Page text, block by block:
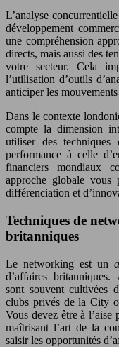
L’analyse
développement
une compréhension
directs, mais aussi des
votre secteur. Cela
l’utilisation d’outils
anticiper les
Dans le contexte
compte la dimension
utiliser des techniques
performance à celle
financiers mondiaux
approche globale vous
différenciation et
Techniques de
britanniques
Le networking est un
d’affaires
sont souvent cultivées
clubs privés de la City
Vous devez être à l’aise
maîtrisant l’art de la
saisir les opportunités